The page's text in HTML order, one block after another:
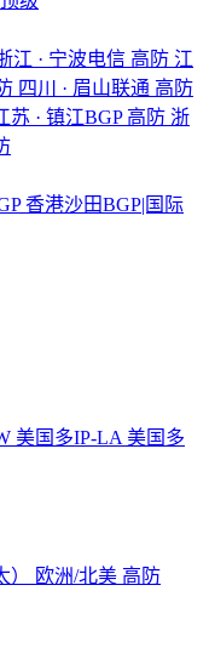
江 · 宁波电信 高防 江
四川 · 眉山联通 高防
苏 · 镇江BGP 高防 浙
香港沙田BGP|国际
美国多IP-LA 美国多
欧洲/北美 高防